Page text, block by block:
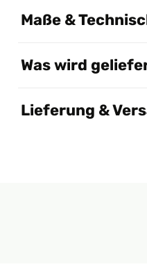
Maße &
Was wird
Lieferung &